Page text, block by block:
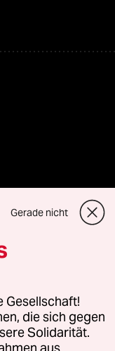
für Genehmigungen
Gerade nicht
Gesellschaft!
die sich gegen
Solidarität.